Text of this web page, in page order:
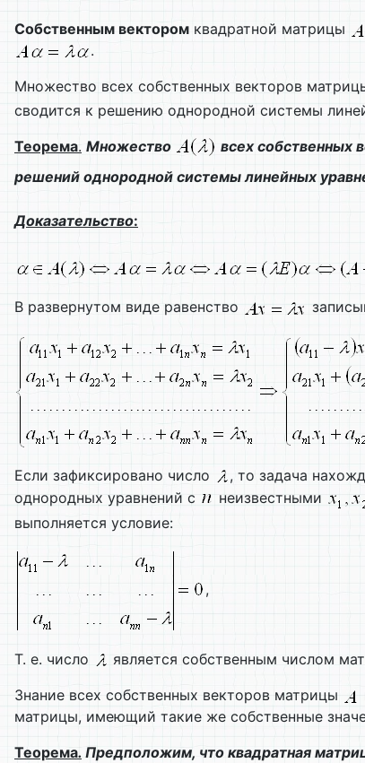
Собственным вектором квадратной матрицы
.
Множество всех собственных векторов
сводится к решению однородной системы
Теорема. Множество всех собственных
решений однородной системы линейных
Доказательство:
В развернутом виде равенство
Если зафиксировано число , то задача
однородных уравнений с
неизвестными
выполняется условие:
,
Т. е. число является собственным числом
Знание всех собственных векторов матрицы
матрицы, имеющий такие же собственные
Теорема. Предположим, что квадратная